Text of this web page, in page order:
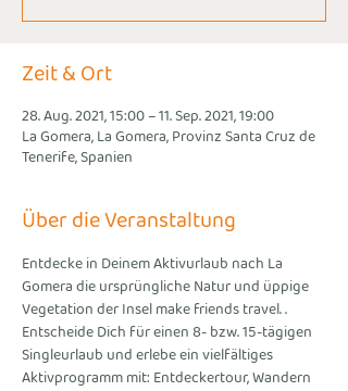
Zeit & Ort
28. Aug. 2021, 15:00 – 11. Sep. 2021, 19:00
La Gomera, La Gomera, Provinz Santa Cruz de
Tenerife, Spanien
Über die Veranstaltung
Entdecke in Deinem Aktivurlaub nach La
Gomera die ursprüngliche Natur und üppige
Vegetation der Insel make friends travel. .
Entscheide Dich für einen 8- bzw. 15-tägigen
Singleurlaub und erlebe ein vielfältiges
Aktivprogramm mit: Entdeckertour, Wandern